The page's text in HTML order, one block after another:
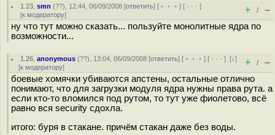
1.23 ,smn (??), 12:44, 06/09/2008 [ответить] [ ﹢﹢﹢] [ · · ·]
[к модератору] + / –
ну что тут можно сказать... пользуйте монолитные ядра по
возможности...
1.26 ,anonymous (??), 13:04, 06/09/2008 [ответить] [ ﹢﹢﹢] [ · · ·][↓]
[к модератору] + / –
боевые хомячки убиваются апстены, остальные отлично
понимают, что для загрузки модуля ядра нужны права рута. а
если кто-то вломился под рутом, то тут уже фиолетово, всё
равно вся security сдохла.
итого: буря в стакане. причём стакан даже без воды.